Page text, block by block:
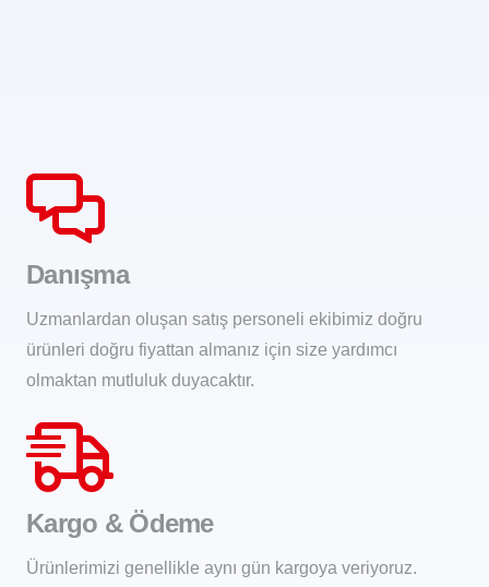
Danışma
Uzmanlardan oluşan satış personeli ekibimiz doğru
ürünleri doğru fiyattan almanız için size yardımcı
olmaktan mutluluk duyacaktır.
Kargo & Ödeme
Ürünlerimizi genellikle aynı gün kargoya veriyoruz.